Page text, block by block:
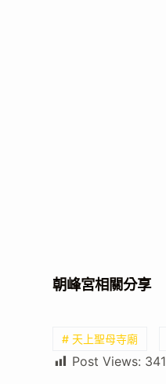
朝峰宮相關分享
# 天上聖母寺廟
Post Views: 341